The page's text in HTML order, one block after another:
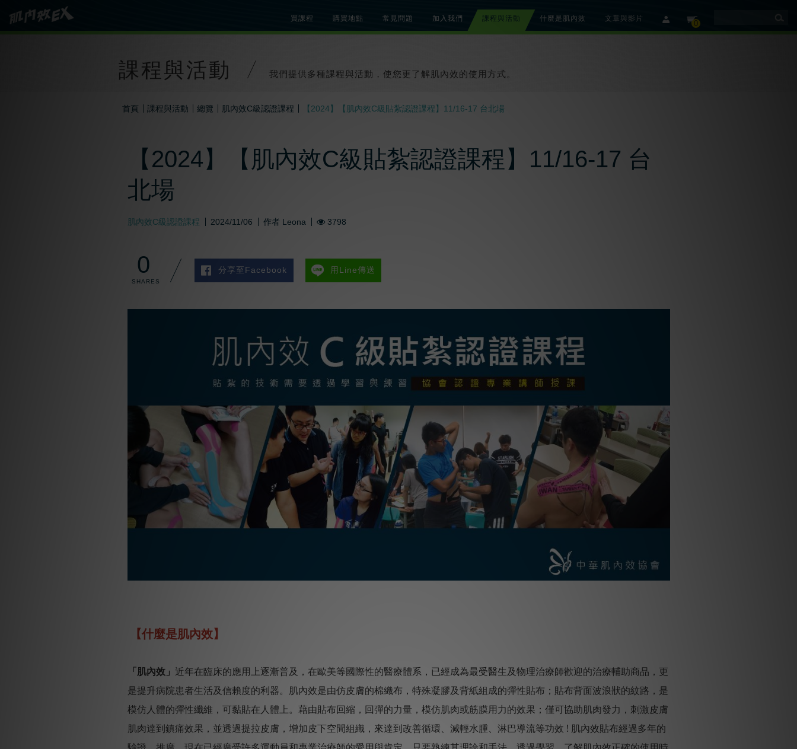
cart 0
member
買課程 購買地點 常見問題 加入我們
課程與活動
什麼是肌內效
文章與影片
知識文章
貼紮教學影片
課程與活動 我們提供多種課程與活動，使您更了解肌內效的使用方式。
首頁 課程與活動 總覽 肌內效C級認證課程 【2024】【肌內效C級貼紮認證課程】11/16-17 台北場
【2024】【肌內效C級貼紮認證課程】11/16-17 台
北場
肌內效C級認證課程 2024/11/06 作者 Leona 3798
0 分享至Facebook 用Line傳送
【什麼是肌內效】
「肌內效」 近年在臨床的應用上逐漸普及，在歐美等國際性的醫療體系，已經成為最受醫生及物理治療師歡迎的治療輔助商品，更
是提升病院患者生活及信賴度的利器。肌內效是由仿皮膚的棉織布，特殊凝膠及背紙組成的彈性貼布；貼布背面波浪狀的紋路，是
模仿人體的彈性纖維，可黏貼在人體上。藉由貼布回縮，回彈的力量，模仿肌肉或筋膜用力的效果；僅可協助肌肉發力，刺激皮膚
肌肉達到鎮痛效果，並透過提拉皮膚，增加皮下空間組織，來達到改善循環、減輕水腫、淋巴導流等功效 ! 肌內效貼布經過多年的